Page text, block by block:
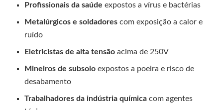
Profissionais da saúde expostos a vírus e bactérias
Metalúrgicos e soldadores com exposição a calor e
ruído
Eletricistas de alta tensão acima de 250V
Mineiros de subsolo expostos a poeira e risco de
desabamento
Trabalhadores da indústria química com agentes